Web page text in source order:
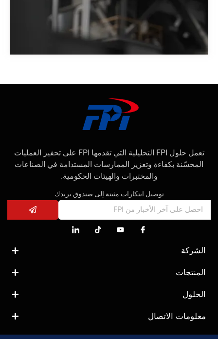
تعمل حلول FPI التحليلية التي تقدمها FPI على تحفيز العمليات
المحسّنة بكفاءة وتعزيز الممارسات المستدامة في الصناعات
والمختبرات والهيئات الحكومية.
توصيل ابتكارات مثبتة إلى صندوق بريدك
الشركة
المنتجات
الحلول
معلومات الاتصال